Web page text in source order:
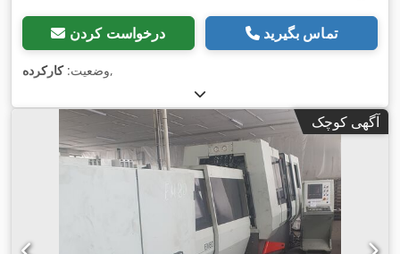
درخواست کردن تماس بگیرید
وضعیت:کارکرده ,
آگهی کوچک